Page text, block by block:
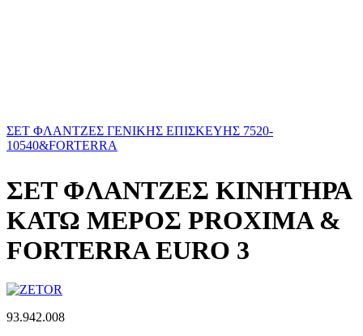
ΣΕΤ ΦΛΑΝΤΖΕΣ ΓΕΝΙΚΗΣ ΕΠΙΣΚΕΥΗΣ 7520-
10540&FORTERRA
ΣΕΤ ΦΛΑΝΤΖΕΣ ΚΙΝΗΤΗΡΑ
ΚΑΤΩ ΜΕΡΟΣ PROXIMA &
FORTERRA EURO 3
93.942.008